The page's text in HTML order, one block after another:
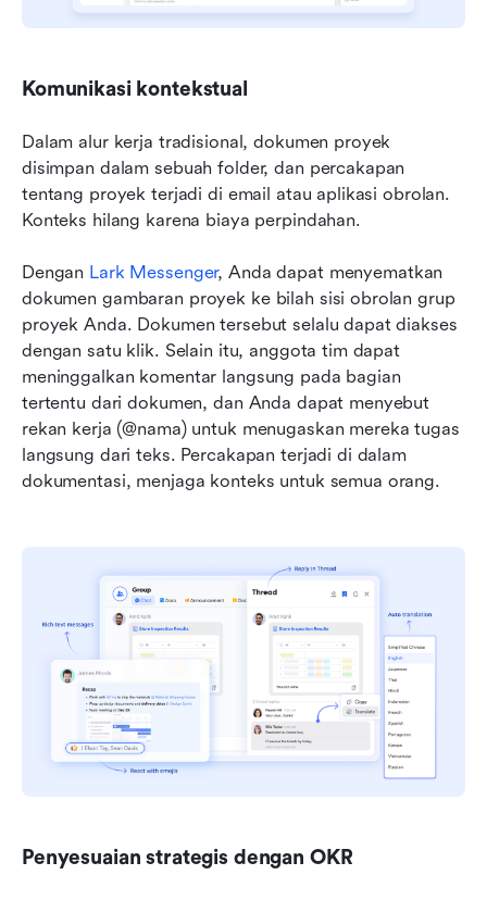
Komunikasi kontekstual
Dalam alur kerja tradisional, dokumen proyek
disimpan dalam sebuah folder, dan percakapan
tentang proyek terjadi di email atau aplikasi obrolan.
Konteks hilang karena biaya perpindahan.
Dengan Lark Messenger, Anda dapat menyematkan
dokumen gambaran proyek ke bilah sisi obrolan grup
proyek Anda. Dokumen tersebut selalu dapat diakses
dengan satu klik. Selain itu, anggota tim dapat
meninggalkan komentar langsung pada bagian
tertentu dari dokumen, dan Anda dapat menyebut
rekan kerja (@nama) untuk menugaskan mereka tugas
langsung dari teks. Percakapan terjadi di dalam
dokumentasi, menjaga konteks untuk semua orang.
Penyesuaian strategis dengan OKR